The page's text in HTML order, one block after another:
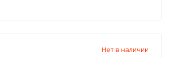
Нет в наличии